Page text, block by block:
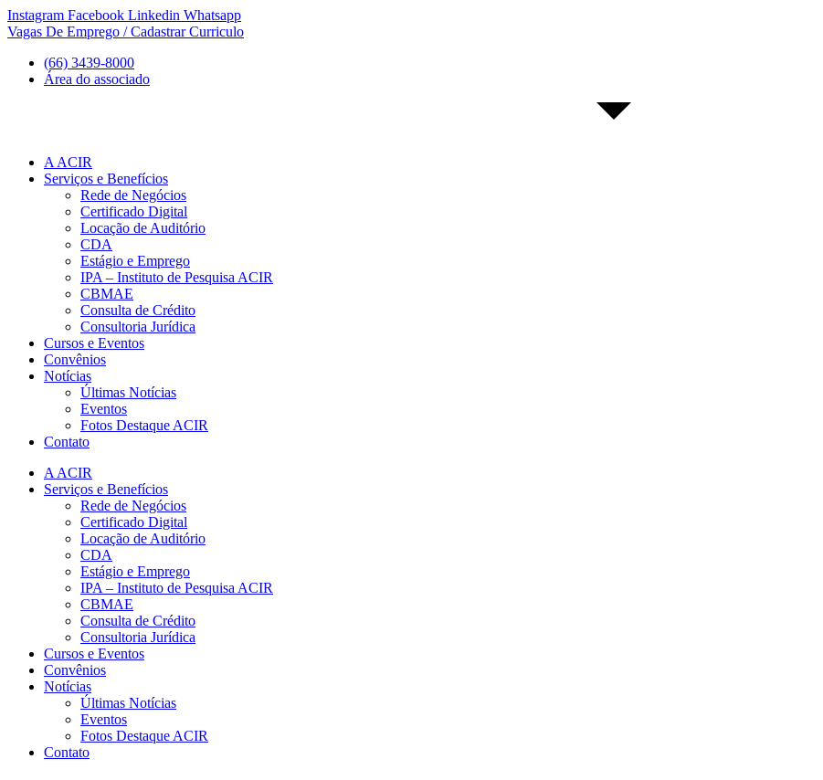
Ir
para
conteúdo
Instagram Facebook Linkedin Whatsapp
Vagas De Emprego / Cadastrar Curriculo
(66) 3439-8000
Área do associado
A ACIR
Serviços e Benefícios
Rede de Negócios
Certificado Digital
Locação de Auditório
CDA
Estágio e Emprego
IPA – Instituto de Pesquisa ACIR
CBMAE
Consulta de Crédito
Consultoria Jurídica
Cursos e Eventos
Convênios
Notícias
Últimas Notícias
Eventos
Fotos Destaque ACIR
Contato
A ACIR
Serviços e Benefícios
Rede de Negócios
Certificado Digital
Locação de Auditório
CDA
Estágio e Emprego
IPA – Instituto de Pesquisa ACIR
CBMAE
Consulta de Crédito
Consultoria Jurídica
Cursos e Eventos
Convênios
Notícias
Últimas Notícias
Eventos
Fotos Destaque ACIR
Contato